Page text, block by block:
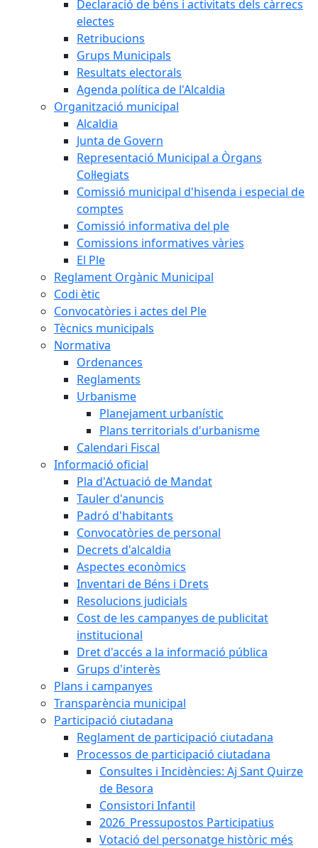
Declaració de béns i activitats dels càrrecs
electes
Retribucions
Grups Municipals
Resultats electorals
Agenda política de l'Alcaldia
Organització municipal
Alcaldia
Junta de Govern
Representació Municipal a Òrgans
Col·legiats
Comissió municipal d'hisenda i especial de
comptes
Comissió informativa del ple
Comissions informatives vàries
El Ple
Reglament Orgànic Municipal
Codi ètic
Convocatòries i actes del Ple
Tècnics municipals
Normativa
Ordenances
Reglaments
Urbanisme
Planejament urbanístic
Plans territorials d'urbanisme
Calendari Fiscal
Informació oficial
Pla d'Actuació de Mandat
Tauler d'anuncis
Padró d'habitants
Convocatòries de personal
Decrets d'alcaldia
Aspectes econòmics
Inventari de Béns i Drets
Resolucions judicials
Cost de les campanyes de publicitat
institucional
Dret d'accés a la informació pública
Grups d'interès
Plans i campanyes
Transparència municipal
Participació ciutadana
Reglament de participació ciutadana
Processos de participació ciutadana
Consultes i Incidències: Aj Sant Quirze
de Besora
Consistori Infantil
2026_Pressupostos Participatius
Votació del personatge històric més